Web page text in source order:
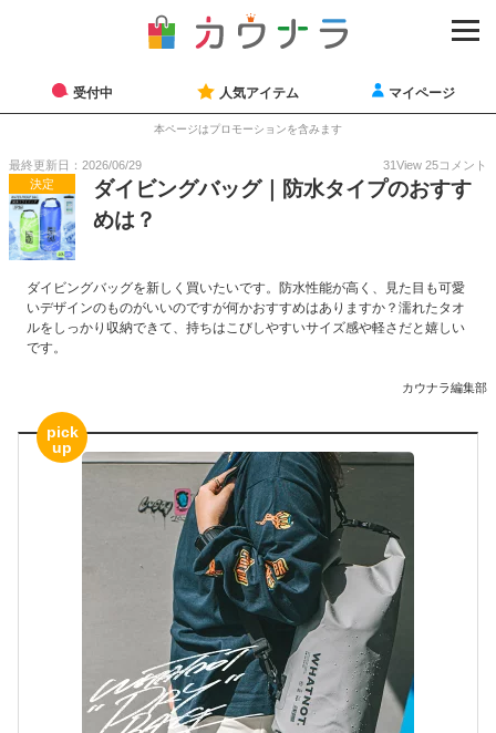
受付中 人気アイテム マイページ
本ページはプロモーションを含みます
最終更新日：2026/06/29 31View 25コメント
決定
ダイビングバッグ｜防水タイプのおすす
めは？
ダイビングバッグを新しく買いたいです。防水性能が高く、見た目も可愛
いデザインのものがいいのですが何かおすすめはありますか？濡れたタオ
ルをしっかり収納できて、持ちはこびしやすいサイズ感や軽さだと嬉しい
です。
カウナラ編集部
pick
up